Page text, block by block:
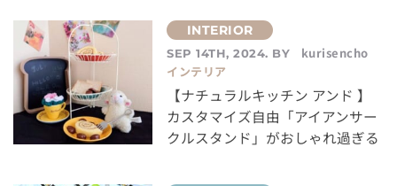
SEP 14TH, 2024. BY
kurisencho
インテリア
【ナチュラルキッチン アンド 】
カスタマイズ自由「アイアンサー
クルスタンド」がおしゃれ過ぎる